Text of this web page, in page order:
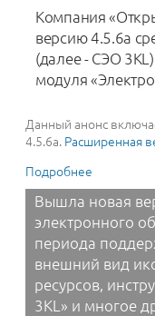
Компания
версию 4.5.6a
(далее - СЭО
модуля
Данный анонс
4.5.6a. Расширенная
Подробнее
обучения
Вышла новая
электронного
периода
внешний вид
ресурсов,
3KL» и многое